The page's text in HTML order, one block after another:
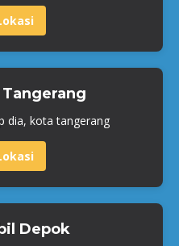
dia, kota tangerang
Depok